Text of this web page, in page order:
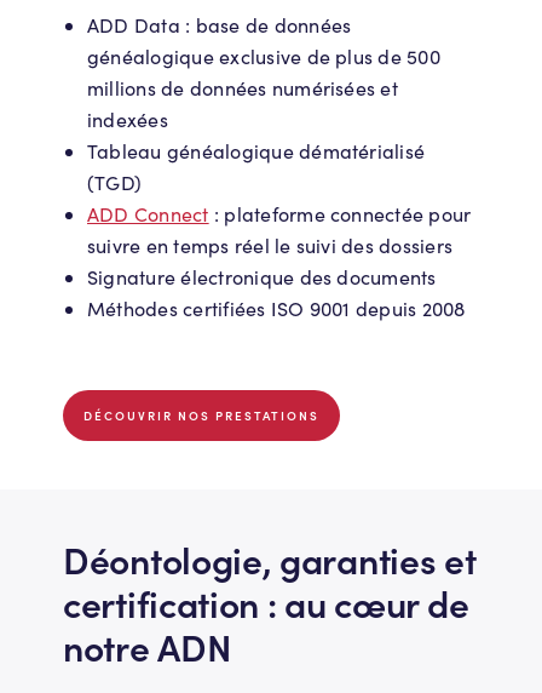
ADD Data : base de données
généalogique exclusive de plus de 500
millions de données numérisées et
indexées
Tableau généalogique dématérialisé
(TGD)
ADD Connect : plateforme connectée pour
suivre en temps réel le suivi des dossiers
Signature électronique des documents
Méthodes certifiées ISO 9001 depuis 2008
DÉCOUVRIR NOS PRESTATIONS
Déontologie, garanties et
certification : au cœur de
notre ADN